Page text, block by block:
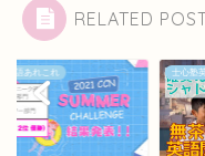
RELATED
英語あれこれ 士心塾